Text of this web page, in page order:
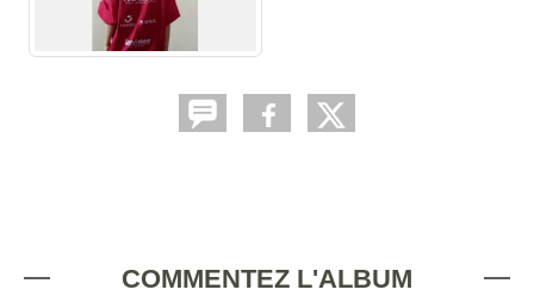
COMMENTEZ L'ALBUM